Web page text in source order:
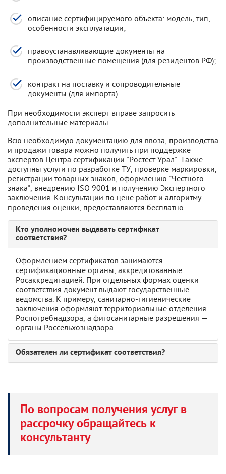
описание сертифицируемого объекта: модель, тип,
особенности эксплуатации;
правоустанавливающие документы на
производственные помещения (для резидентов РФ);
контракт на поставку и сопроводительные
документы (для импорта).
При необходимости эксперт вправе запросить
дополнительные материалы.
Всю необходимую документацию для ввоза, производства
и продажи товара можно получить при поддержке
экспертов Центра сертификации "Ростест Урал". Также
доступны услуги по разработке ТУ, проверке маркировки,
регистрации товарных знаков, оформлению "Честного
знака", внедрению ISO 9001 и получению Экспертного
заключения. Консультации по цене работ и алгоритму
проведения оценки, предоставляются бесплатно.
Кто уполномочен выдавать сертификат
соответствия?
Оформлением сертификатов занимаются
сертификационные органы, аккредитованные
Росаккредитацией. При отдельных формах оценки
соответствия документ выдают государственные
ведомства. К примеру, санитарно-гигиенические
заключения оформляют территориальные отделения
Роспотребнадзора, а фитосанитарные разрешения —
органы Россельхознадзора.
Обязателен ли сертификат соответствия?
По вопросам получения услуг в
рассрочку обращайтесь к
консультанту